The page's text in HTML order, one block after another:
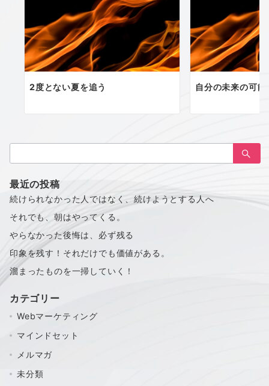
2度とない夏を追う 自分の未来の可
索：
最近の投稿
続けられなかった人ではなく、続けようとする人へ
それでも、朝はやってくる。
やらなかった後悔は、必ず残る
印象を残す！それだけでも価値がある。
溜まったものを一掃していく！
カテゴリー
Webマーケティング
マインドセット
メルマガ
未分類